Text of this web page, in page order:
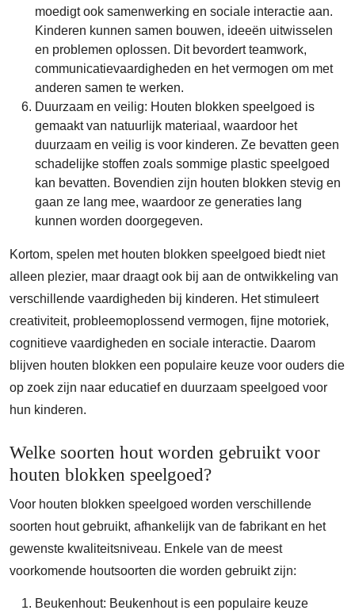
moedigt ook samenwerking en sociale interactie aan.
Kinderen kunnen samen bouwen, ideeën uitwisselen
en problemen oplossen. Dit bevordert teamwork,
communicatievaardigheden en het vermogen om met
anderen samen te werken.
Duurzaam en veilig: Houten blokken speelgoed is
gemaakt van natuurlijk materiaal, waardoor het
duurzaam en veilig is voor kinderen. Ze bevatten geen
schadelijke stoffen zoals sommige plastic speelgoed
kan bevatten. Bovendien zijn houten blokken stevig en
gaan ze lang mee, waardoor ze generaties lang
kunnen worden doorgegeven.
Kortom, spelen met houten blokken speelgoed biedt niet
alleen plezier, maar draagt ook bij aan de ontwikkeling van
verschillende vaardigheden bij kinderen. Het stimuleert
creativiteit, probleemoplossend vermogen, fijne motoriek,
cognitieve vaardigheden en sociale interactie. Daarom
blijven houten blokken een populaire keuze voor ouders die
op zoek zijn naar educatief en duurzaam speelgoed voor
hun kinderen.
Welke soorten hout worden gebruikt voor
houten blokken speelgoed?
Voor houten blokken speelgoed worden verschillende
soorten hout gebruikt, afhankelijk van de fabrikant en het
gewenste kwaliteitsniveau. Enkele van de meest
voorkomende houtsoorten die worden gebruikt zijn:
Beukenhout: Beukenhout is een populaire keuze